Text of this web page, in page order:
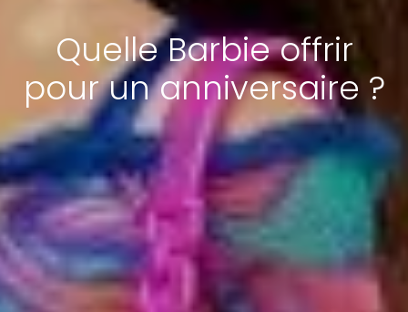
Quelle Barbie offrir
pour un anniversaire ?